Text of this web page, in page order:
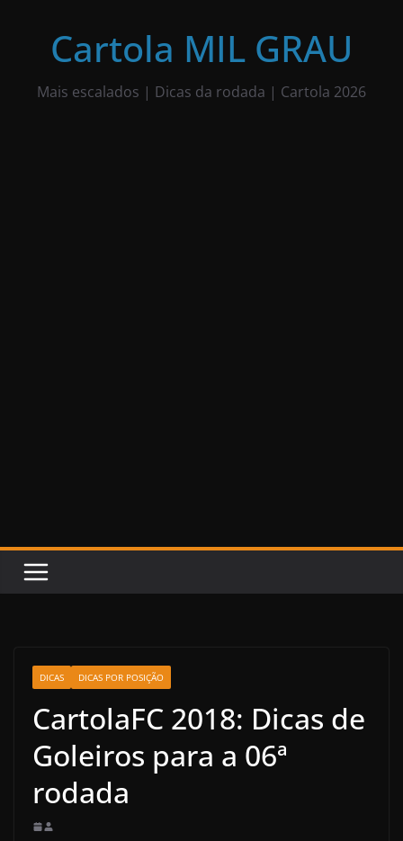
Cartola MIL GRAU
Mais escalados | Dicas da rodada | Cartola 2026
DICAS DICAS POR POSIÇÃO
CartolaFC 2018: Dicas de
Goleiros para a 06ª
rodada